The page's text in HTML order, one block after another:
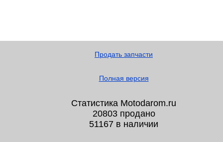
Продать запчасти
Полная версия
Статистика Motodarom.ru
20803 продано
51167 в наличии